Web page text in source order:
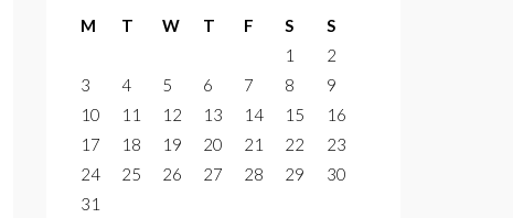
M T W T F S
S
1
2
3
4 5 6 7 8
9
10
11 12 13 14 15
16
17
18 19 20 21 22
23
24
25 26 27 28 29
30
31